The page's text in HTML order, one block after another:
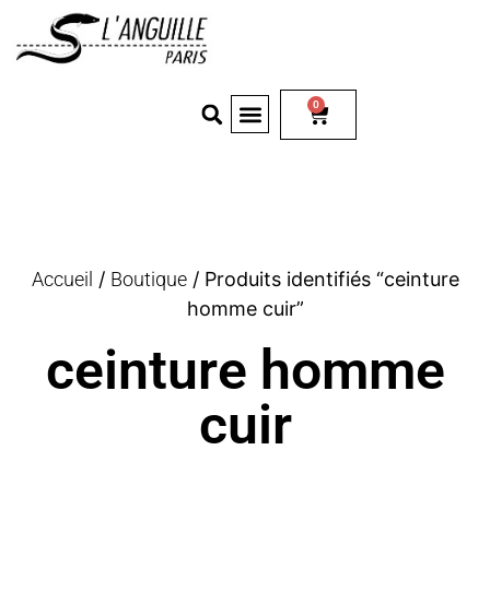
0
Accueil / Boutique/ Produits identifiés “ceinture
homme cuir”
ceinture homme
cuir